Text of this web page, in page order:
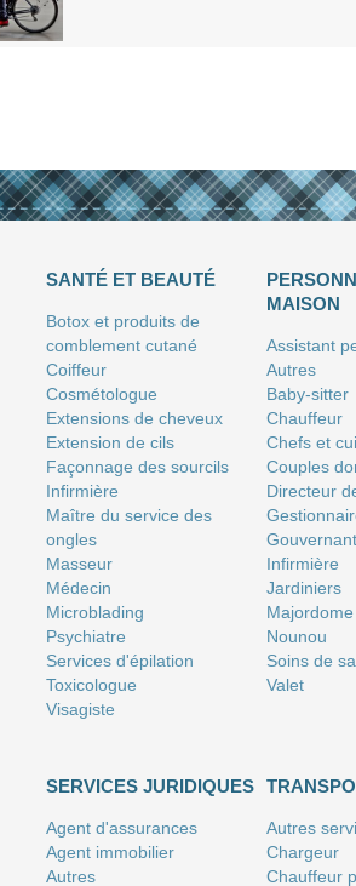
SANTÉ ET BEAUTÉ
Botox et produits de
comblement cutané
Coiffeur
Сosmétologue
Extensions de cheveux
Extension de cils
Façonnage des sourcils
Infirmière
Maître du service des
ongles
Masseur
Médecin
Microblading
Psychiatre
Services d'épilation
Toxicologue
Visagiste
MAISON
Assistant
Autres
Baby-sitter
Chauffeur
Chefs et
Couples
Directeur
Infirmière
Jardiniers
Majordome
Nounou
Soins de
Valet
SERVICES JURIDIQUES
Agent d'assurances
Agent immobilier
Autres
Autres
Chargeur
Chauffeur